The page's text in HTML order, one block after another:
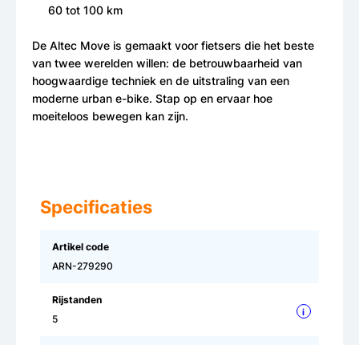
60 tot 100 km
De Altec Move is gemaakt voor fietsers die het beste
van twee werelden willen: de betrouwbaarheid van
hoogwaardige techniek en de uitstraling van een
moderne urban e-bike. Stap op en ervaar hoe
moeiteloos bewegen kan zijn.
Specificaties
Artikel code
ARN-279290
Rijstanden
5
i